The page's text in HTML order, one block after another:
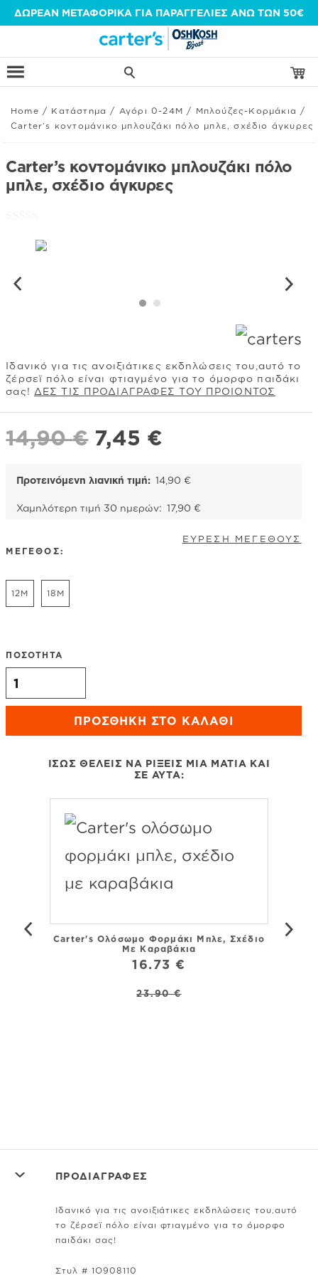
Μετάβαση
περιεχόμενο
ΔΩΡΕΑΝ ΜΕΤΑΦΟΡΙΚΑ ΓΙΑ ΠΑΡΑΓΓΕΛΙΕΣ ΑΝΩ ΤΩΝ 50€
Home / Κατάστημα / Αγόρι 0-24Μ / Μπλούζες-Κορμάκια
/
Carter’s κοντομάνικο μπλουζάκι πόλο μπλε, σχέδιο άγκυρες
Carter’s κοντομάνικο μπλουζάκι πόλο
μπλε, σχέδιο άγκυρες
Ιδανικό για τις ανοιξιάτικες εκδηλώσεις του,αυτό το
ζέρσεϊ πόλο είναι φτιαγμένο για το όμορφο παιδάκι
σας! ΔΕΣ ΤΙΣ ΠΡΟΔΙΑΓΡΑΦΕΣ ΤΟΥ ΠΡΟΙΟΝΤΟΣ
14,90€ Original
was:
14,90 €.
7,45 €
τιμή
είναι:
Προτεινόμενη λιανική τιμή: 14,90€
Χαμηλότερη τιμή 30 ημερών: 17,90€
ΜΕΓΕΘΟΣ:
ΕΥΡΕΣΗ ΜΕΓΕΘΟΥΣ
12M 18M
ΠΟΣΟΤΗΤΑ
Carter's κοντομάνικο μπλουζάκι πόλο μπλε, σχέδιο
άγκυρες ποσότητα
ΠΡΟΣΘΉΚΗ ΣΤΟ ΚΑΛΆΘΙ
ΊΣΩΣ ΘΈΛΕΙΣ ΝΑ ΡΊΞΕΙΣ ΜΙΑ ΜΑΤΙΆ ΚΑΙ
ΣΕ ΑΥΤΆ:
Carter's Ολόσωμο Φορμάκι Μπλε, Σχέδιο
Με Καραβάκια
16.73 €
23.90 €
ΠΡΟΔΙΑΓΡΑΦΕΣ
Ιδανικό για τις ανοιξιάτικες εκδηλώσεις του,αυτό
το ζέρσεϊ πόλο είναι φτιαγμένο για το όμορφο
παιδάκι σας!
Στυλ # 1O908110